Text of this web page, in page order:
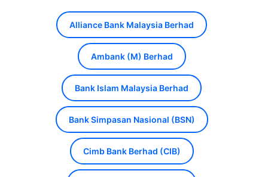
Alliance Bank Malaysia Berhad
Ambank (M) Berhad
Bank Islam Malaysia Berhad
Bank Simpasan Nasional (BSN)
Cimb Bank Berhad (CIB)